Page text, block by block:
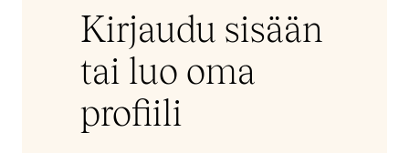
Kirjaudu sisään
tai luo oma
profiili